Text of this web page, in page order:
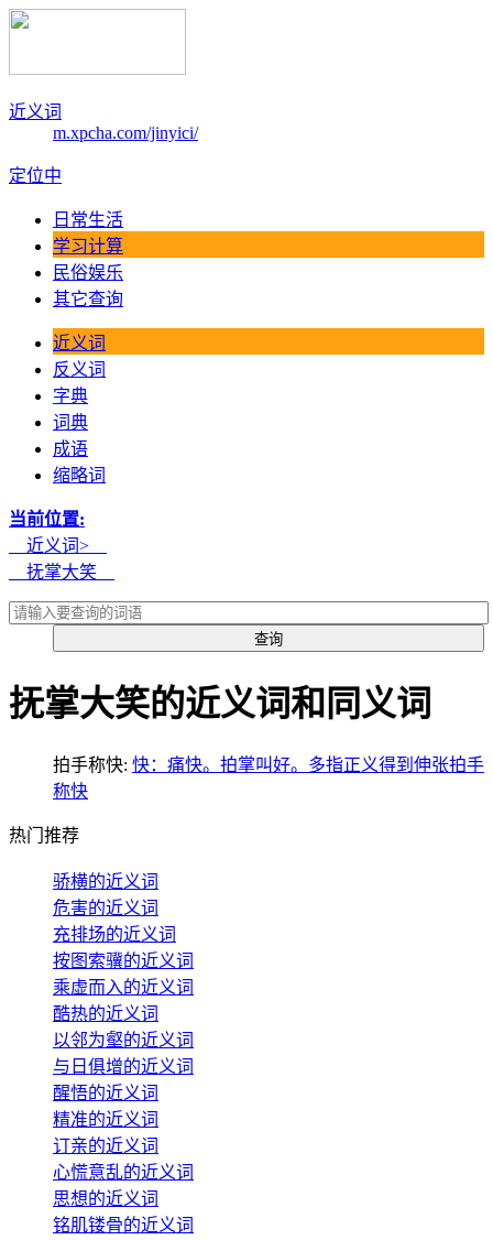
近义词
m.xpcha.com/jinyici/
定位中
日常生活
学习计算
民俗娱乐
其它查询
近义词
反义词
字典
词典
成语
缩略词
当前位置:
近义词>
抚掌大笑
抚掌大笑的近义词和同义词
拍手称快: 快：痛快。拍掌叫好。多指正义得到伸张拍手
称快
热门推荐
骄横的近义词
危害的近义词
充排场的近义词
按图索骥的近义词
乘虚而入的近义词
酷热的近义词
以邻为壑的近义词
与日俱增的近义词
醒悟的近义词
精准的近义词
订亲的近义词
心慌意乱的近义词
思想的近义词
铭肌镂骨的近义词